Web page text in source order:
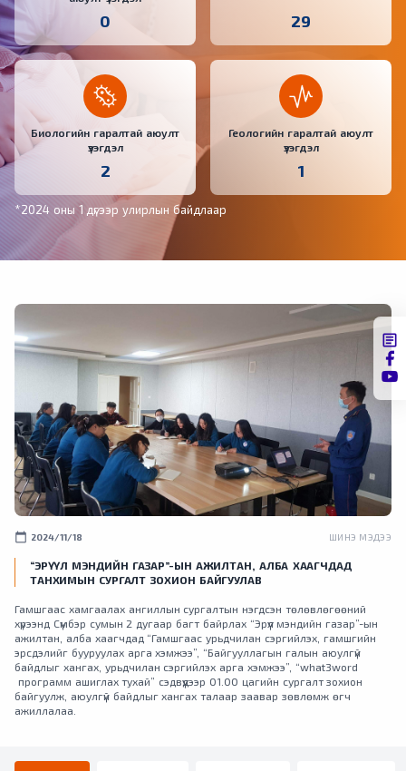
0 29
Биологийн гаралтай аюулт
үзэгдэл
2
Геологийн гаралтай аюулт
үзэгдэл
1
*2024 оны 1 дүгээр улирлын байдлаар
calendar_today 2024/11/18 ШИНЭ МЭДЭЭ
“ЭРҮҮЛ МЭНДИЙН ГАЗАР”-ЫН АЖИЛТАН, АЛБА ХААГЧДАД
ТАНХИМЫН СУРГАЛТ ЗОХИОН БАЙГУУЛАВ
Гамшгаас хамгаалах ангиллын сургалтын нэгдсэн төлөвлөгөөний
хүрээнд Сүмбэр сумын 2 дугаар багт байрлах “Эрүүл мэндийн газар”-ын
ажилтан, алба хаагчдад “Гамшгаас урьдчилан сэргийлэх, гамшгийн
эрсдэлийг бууруулах арга хэмжээ”, “Байгууллагын галын аюулгүй
байдлыг хангах, урьдчилан сэргийлэх арга хэмжээ”, “what3word
программ ашиглах тухай” сэдвүүдээр 01.00 цагийн сургалт зохион
байгуулж, аюулгүй байдлыг хангах талаар заавар зөвлөмж өгч
ажиллалаа.